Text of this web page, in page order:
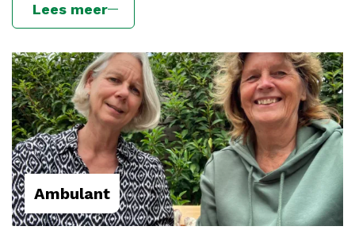
Lees meer
Ambulant